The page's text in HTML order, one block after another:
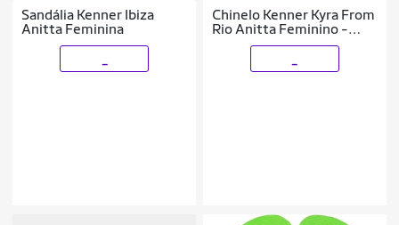
Sandália Kenner Ibiza
Anitta Feminina
Chinelo Kenner Kyra From
Rio Anitta Feminino -
Amarelo - 40